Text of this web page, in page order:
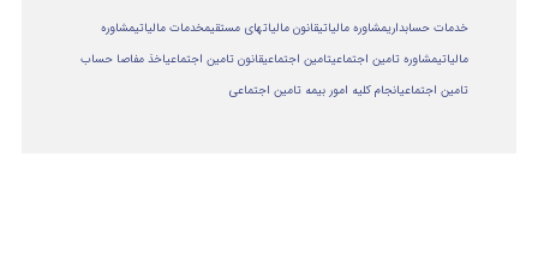
خدمات حسابداریمشاوره مالیاتیقانون مالیاتهای مستقیمخدمات مالیاتیمشاوره
مالياتيمشاوره تامین اجتماعیتامین اجتماعیقانون تامین اجتماعیاخذ مفاصا حساب
تامین اجتماعیانجام کلیه امور بیمه تامین اجتماعی